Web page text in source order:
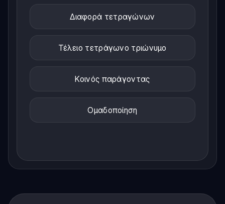
Διαφορά τετραγώνων
Τέλειο τετράγωνο τριώνυμο
Κοινός παράγοντας
Ομαδοποίηση